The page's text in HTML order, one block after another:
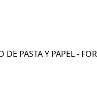
PASTA Y PAPEL -